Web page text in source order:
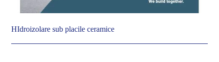
HIdroizolare sub placile ceramice